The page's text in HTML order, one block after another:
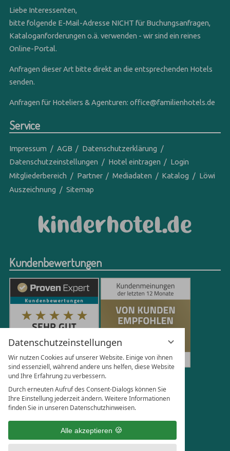
Datenschutzeinstellungen
Wir nutzen Cookies auf unserer Website. Einige von ihnen
sind essenziell, während andere uns helfen, diese Website
und Ihre Erfahrung zu verbessern.
Durch erneuten Aufruf des Consent-Dialogs können Sie
Ihre Einstellung jederzeit ändern. Weitere Informationen
finden Sie in unseren Datenschutzhinweisen.
Alle akzeptieren
Liebe Interessenten,
bitte folgende E-Mail-Adresse NICHT für Buchungsanfragen,
Kataloganforderungen o.ä. verwenden - wir sind ein reines
Online-Portal.
Anfragen dieser Art bitte direkt an die entsprechenden Hotels
senden.
Anfragen für Hoteliers & Agenturen:office@familienhotels.de
Service
Impressum AGB
Datenschutzerklärung
Datenschutzeinstellungen
Hotel eintragen
Login
Mitgliederbereich
Partner Mediadaten Katalog
Löwi
Auszeichnung
Sitemap
Kundenbewertungen